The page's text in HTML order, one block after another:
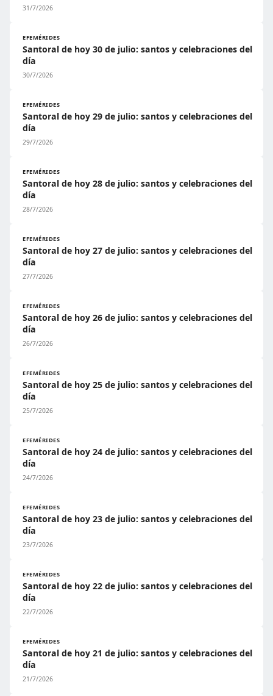
31/7/2026
EFEMÉRIDES
Santoral de hoy 30 de julio: santos y celebraciones del
día
30/7/2026
EFEMÉRIDES
Santoral de hoy 29 de julio: santos y celebraciones del
día
29/7/2026
EFEMÉRIDES
Santoral de hoy 28 de julio: santos y celebraciones del
día
28/7/2026
EFEMÉRIDES
Santoral de hoy 27 de julio: santos y celebraciones del
día
27/7/2026
EFEMÉRIDES
Santoral de hoy 26 de julio: santos y celebraciones del
día
26/7/2026
EFEMÉRIDES
Santoral de hoy 25 de julio: santos y celebraciones del
día
25/7/2026
EFEMÉRIDES
Santoral de hoy 24 de julio: santos y celebraciones del
día
24/7/2026
EFEMÉRIDES
Santoral de hoy 23 de julio: santos y celebraciones del
día
23/7/2026
EFEMÉRIDES
Santoral de hoy 22 de julio: santos y celebraciones del
día
22/7/2026
EFEMÉRIDES
Santoral de hoy 21 de julio: santos y celebraciones del
día
21/7/2026